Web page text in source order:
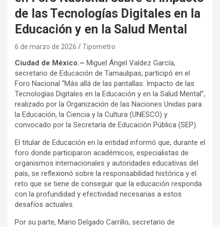
de las Tecnologías Digitales en la
Educación y en la Salud Mental
6 de marzo de 2026 Tipometro
Ciudad de México.– Miguel Ángel Valdez García,
secretario de Educación de Tamaulipas, participó en el
Foro Nacional “Más allá de las pantallas: Impacto de las
Tecnologías Digitales en la Educación y en la Salud Mental”,
realizado por la Organización de las Naciones Unidas para
la Educación, la Ciencia y la Cultura (UNESCO) y
convocado por la Secretaría de Educación Pública (SEP).
El titular de Educación en la entidad informó que, durante el
foro donde participaron académicos, especialistas de
organismos internacionales y autoridades educativas del
país, se reflexionó sobre la responsabilidad histórica y el
reto que se tiene de conseguir que la educación responda
con la profundidad y efectividad necesarias a estos
desafíos actuales.
Por su parte, Mario Delgado Carrillo, secretario de